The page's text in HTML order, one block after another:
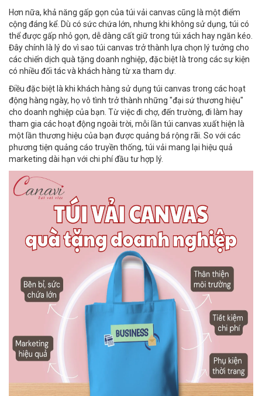
Hơn nữa, khả năng gấp gọn của túi vải canvas cũng là một điểm
cộng đáng kể. Dù có sức chứa lớn, nhưng khi không sử dụng, túi có
thể được gấp nhỏ gọn, dễ dàng cất giữ trong túi xách hay ngăn kéo.
Đây chính là lý do vì sao túi canvas trở thành lựa chọn lý tưởng cho
các chiến dịch quà tặng doanh nghiệp, đặc biệt là trong các sự kiện
có nhiều đối tác và khách hàng từ xa tham dự.
Điều đặc biệt là khi khách hàng sử dụng túi canvas trong các hoạt
động hàng ngày, họ vô tình trở thành những "đại sứ thương hiệu"
cho doanh nghiệp của bạn. Từ việc đi chợ, đến trường, đi làm hay
tham gia các hoạt động ngoài trời, mỗi lần túi canvas xuất hiện là
một lần thương hiệu của bạn được quảng bá rộng rãi. So với các
phương tiện quảng cáo truyền thống, túi vải mang lại hiệu quả
marketing dài hạn với chi phí đầu tư hợp lý.